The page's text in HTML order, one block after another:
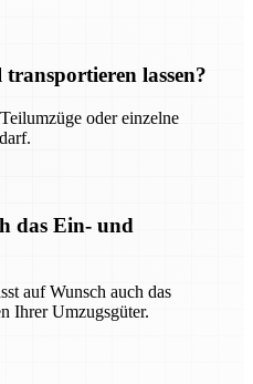
lassen?
oder einzelne
das Ein- und
auf Wunsch auch das
Ihrer Umzugsgüter.